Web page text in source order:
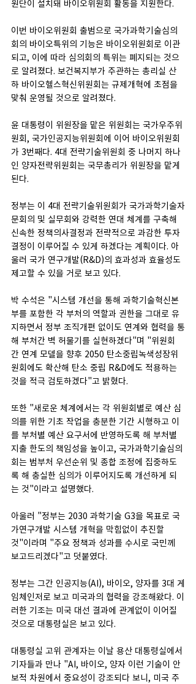
원단이 설치돼 바이오위원회 활동을 지원한다.
이번 바이오위원회 출범으로 국가과학기술심의
회의 바이오특위의 기능은 바이오위원회로 이관
되고, 이에 따라 심의회의 특위는 폐지되는 것으
로 알려졌다. 보건복지부가 주관하는 총리실 산
하 바이오헬스혁신위원회는 규제개혁에 초점을
맞춰 운영될 것으로 알려졌다.
윤 대통령이 위원장을 맡은 위원회는 국가우주위
원회, 국가인공지능위원회에 이어 바이오위원회
가 3번째다. 4대 전략기술위원회 중 나머지 하나
인 양자전략위원회는 국무총리가 위원장을 맡게
된다.
정부는 이 4대 전략기술위원회가 국가과학기술자
문회의 및 실무회와 강력한 연대 체계를 구축해
신속한 정책의사결정과 전략적으로 과감한 투자
결정이 이루어질 수 있게 하겠다는 계획이다. 아
울러 국가 연구개발(R&D)의 효과성과 효율성도
제고할 수 있을 거로 보고 있다.
박 수석은 "시스템 개선을 통해 과학기술혁신본
부를 포함한 각 부처의 역할과 권한을 그대로 유
지하면서 정부 조직개편 없이도 연계와 협력을 통
해 부처간 벽 허물기를 실현하겠다"며 "위원회
간 연계 모델을 향후 2050 탄소중립녹색성장위
원회에도 확산해 탄소 중립 R&D에도 적용하는
것을 적극 검토하겠다"고 밝혔다.
또한 "새로운 체계에서는 각 위원회별로 예산 심
의를 위한 기초 작업을 충분한 기간 시행하고 이
를 부처별 예산 요구서에 반영하도록 해 부처별
지출 한도의 책임성을 높이고, 국가과학기술심의
회는 범부처 우선순위 및 종합 조정에 집중하도
록 해 충실한 심의가 이루어지도록 개선하게 되
는 것"이라고 설명했다.
아울러 "정부는 2030 과학기술 G3을 목표로 국
가연구개발 시스템 개혁을 막힘없이 추진할
것"이라며 "주요 정책과 성과를 수시로 국민께
보고드리겠다"고 덧붙였다.
정부는 그간 인공지능(AI), 바이오, 양자를 3대 게
임체인저로 보고 미국과의 협력을 강조해왔다. 이
러한 기조는 미국 대선 결과에 관계없이 이어질
것으로 대통령실은 보고 있다.
대통령실 고위 관계자는 이날 용산 대통령실에서
기자들과 만나 "AI, 바이오, 양자 이런 기술이 안
보적 차원에서 중요성이 강조되다 보니, 미국 주